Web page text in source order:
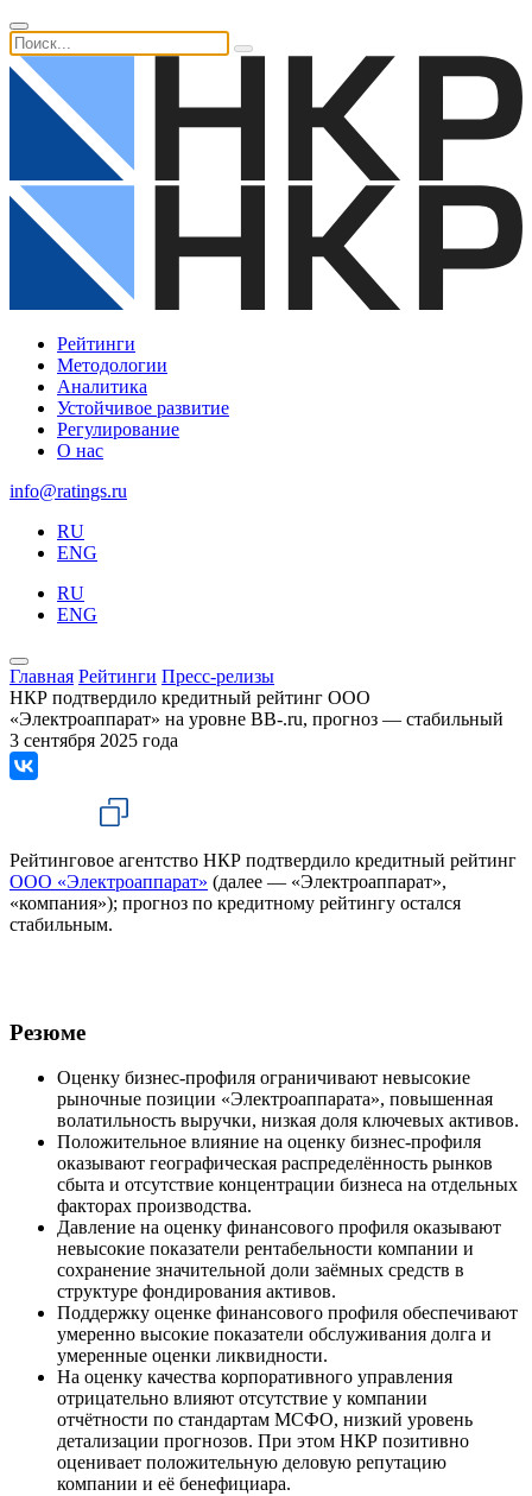
Рейтинги
Методологии
Аналитика
Устойчивое развитие
Регулирование
О нас
info@ratings.ru
RU
ENG
RU
ENG
Главная Рейтинги Пресс-релизы
НКР подтвердило кредитный рейтинг ООО
«Электроаппарат» на уровне BB-.ru, прогноз — стабильный
3 сентября 2025 года
Рейтинговое агентство НКР подтвердило кредитный рейтинг
ООО «Электроаппарат» (далее — «Электроаппарат»,
«компания»); прогноз по кредитному рейтингу остался
стабильным.
Резюме
Оценку бизнес-профиля ограничивают невысокие
рыночные позиции «Электроаппарата», повышенная
волатильность выручки, низкая доля ключевых активов.
Положительное влияние на оценку бизнес-профиля
оказывают географическая распределённость рынков
сбыта и отсутствие концентрации бизнеса на отдельных
факторах производства.
Давление на оценку финансового профиля оказывают
невысокие показатели рентабельности компании и
сохранение значительной доли заёмных средств в
структуре фондирования активов.
Поддержку оценке финансового профиля обеспечивают
умеренно высокие показатели обслуживания долга и
умеренные оценки ликвидности.
На оценку качества корпоративного управления
отрицательно влияют отсутствие у компании
отчётности по стандартам МСФО, низкий уровень
детализации прогнозов. При этом НКР позитивно
оценивает положительную деловую репутацию
компании и её бенефициара.